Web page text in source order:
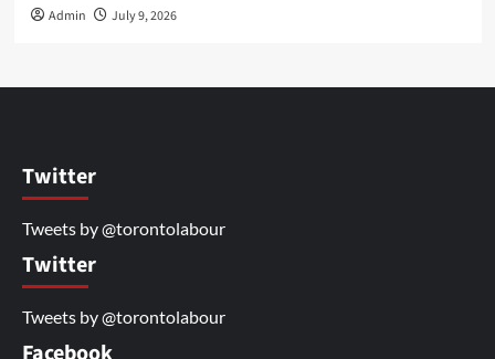
Admin July 9, 2026
Twitter
Tweets by @torontolabour
Twitter
Tweets by @torontolabour